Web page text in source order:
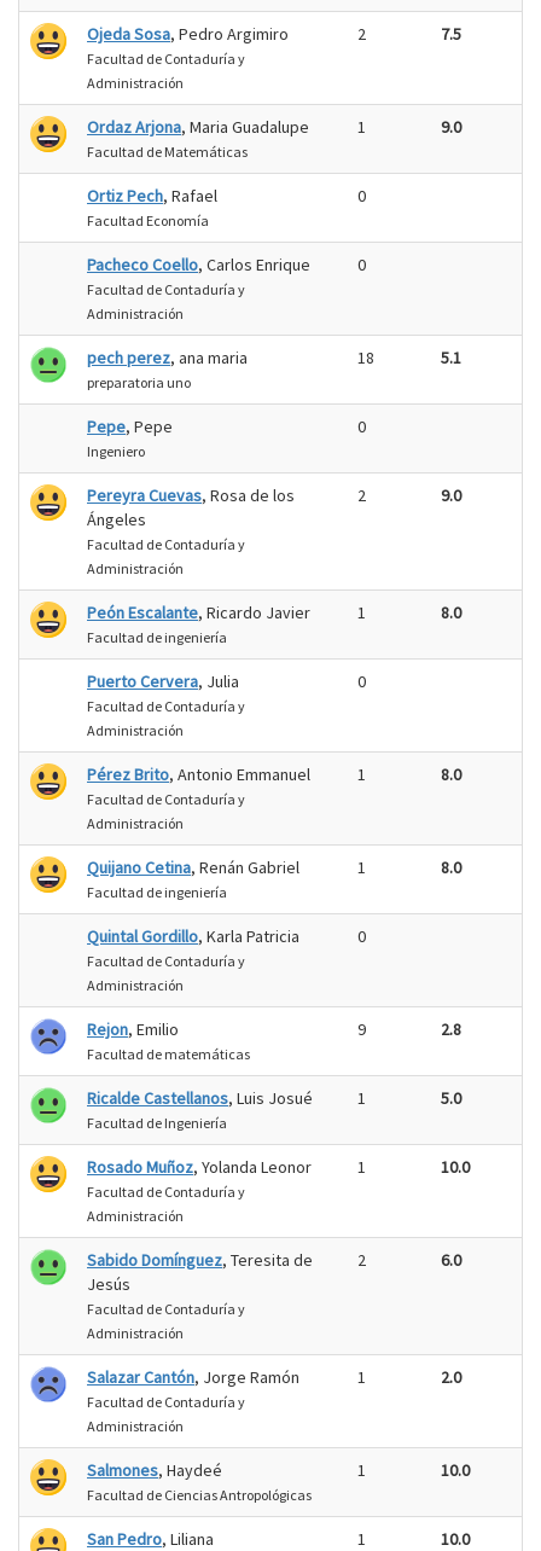
Ojeda Sosa, Pedro Argimiro
Facultad de Contaduría y
Administración
2 7.5
Ordaz Arjona, Maria Guadalupe
Facultad de Matemáticas
1 9.0
Ortiz Pech, Rafael
Facultad Economía
0
Pacheco Coello, Carlos Enrique
Facultad de Contaduría y
Administración
0
pech perez, ana maria
preparatoria uno
18 5.1
Pepe, Pepe
Ingeniero
0
Pereyra Cuevas, Rosa de los
Ángeles
Facultad de Contaduría y
Administración
2 9.0
Peón Escalante, Ricardo Javier
Facultad de ingeniería
1 8.0
Puerto Cervera, Julia
Facultad de Contaduría y
Administración
0
Pérez Brito, Antonio Emmanuel
Facultad de Contaduría y
Administración
1 8.0
Quijano Cetina, Renán Gabriel
Facultad de ingeniería
1 8.0
Quintal Gordillo, Karla Patricia
Facultad de Contaduría y
Administración
0
Rejon, Emilio
Facultad de matemáticas
9 2.8
Ricalde Castellanos, Luis Josué
Facultad de Ingeniería
1 5.0
Rosado Muñoz, Yolanda Leonor
Facultad de Contaduría y
Administración
1 10.0
Sabido Domínguez, Teresita de
Jesús
Facultad de Contaduría y
Administración
2 6.0
Salazar Cantón, Jorge Ramón
Facultad de Contaduría y
Administración
1 2.0
Salmones, Haydeé
Facultad de Ciencias Antropológicas
1 10.0
San Pedro, Liliana 1 10.0